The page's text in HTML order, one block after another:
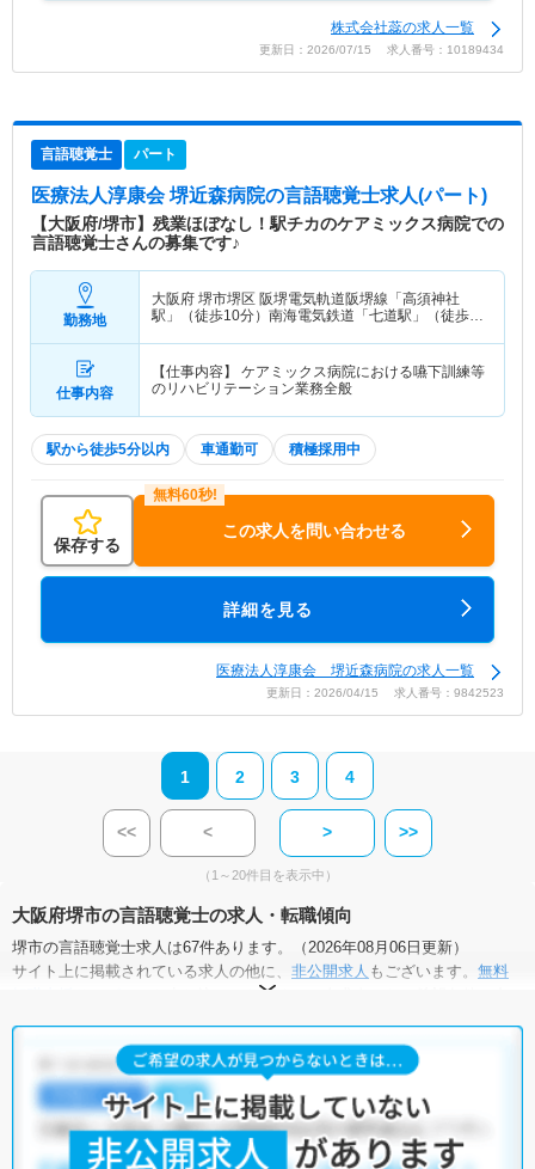
株式会社蕊の求人一覧
更新日：2026/07/15 求人番号：10189434
言語聴覚士 パート
医療法人淳康会 堺近森病院の言語聴覚士求人(パート)
【大阪府/堺市】残業ほぼなし！駅チカのケアミックス病院での
言語聴覚士さんの募集です♪
勤務地
大阪府 堺市堺区 阪堺電気軌道阪堺線「高須神社
駅」（徒歩10分）南海電気鉄道「七道駅」（徒歩
仕事内容
【仕事内容】 ケアミックス病院における嚥下訓練等
のリハビリテーション業務全般
駅から徒歩5分以内 車通勤可 積極採用中
保存する
この求人を問い合わせる
詳細を見る
医療法人淳康会 堺近森病院の求人一覧
更新日：2026/04/15 求人番号：9842523
1 2 3 4
<< < > >>
（1～20件目を表示中）
大阪府堺市の言語聴覚士の求人・転職傾向
堺市の言語聴覚士求人は67件あります。（2026年08月06日更新）
サイト上に掲載されている求人の他に、 非公開求人 もございます。 無料
にお申し込みいただくと、全求人からご希望条件に合
堺市の言語聴覚士求人では以下のような条件が人気です。
土日祝休・積極採用中・ 新卒OK ・ 正社員(正職員)
クリニック・介護福祉施設・訪問リハビリ(在宅医療)・
・保育園